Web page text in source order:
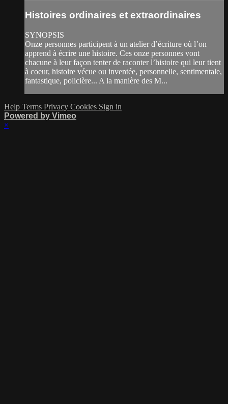
Histoires ordinaires et extraordinaires
SYNOPSIS
Onze personnes participent à un atelier d’écriture où l’on
apprend à écrire une histoire. Ces onze personnes vont
chacune à leur façon tenter de raconter l’histoire qui leur tient
à coeur, histoire vécue ou inventée, personnelle, sentimentale,
fantastique, policière... A la manière des M...
Help Terms Privacy Cookies Sign in
Powered by Vimeo
×